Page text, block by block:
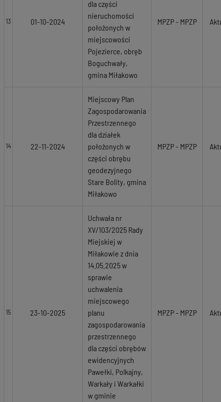
13 01-10-2024
dla części
nieruchomości
położonych w
miejscowości
Pojezierce, obręb
Boguchwały,
gmina Miłakowo
MPZP - MPZP
14 22-11-2024
Miejscowy Plan
Zagospodarowania
Przestrzennego
dla działek
położonych w
części obrębu
geodezyjnego
Stare Bolity, gmina
Miłakowo
MPZP - MPZP
15 23-10-2025
Uchwała nr
XV/103/2025 Rady
Miejskiej w
Miłakowie z dnia
14.05.2025 w
sprawie
uchwalenia
miejscowego
planu
zagospodarowania
przestrzennego
dla części obrębów
ewidencyjnych
Pawełki, Polkajny,
Warkały i Warkałki
w gminie
MPZP - MPZP